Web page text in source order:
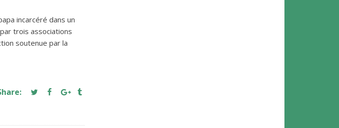
incarcéré dans un
trois associations
soutenue par la